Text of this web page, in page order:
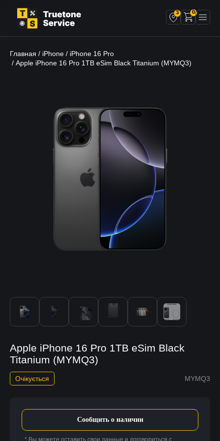
3 0
Главная / iPhone / iPhone 16 Pro
/ Apple iPhone 16 Pro 1TB eSim Black Titanium (MYMQ3)
Apple iPhone 16 Pro 1TB eSim Black
Titanium (MYMQ3)
MYMQ3
Очікується
Сообщить о наличии
* Вы можете оставить свои данные и договориться с